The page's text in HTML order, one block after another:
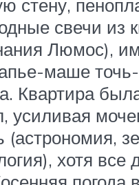
стену,
свечи из
Люмос),
маше точь-
Квартира
усиливая
(астрономия,
хотя